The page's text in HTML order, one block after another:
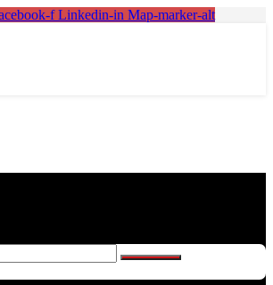
f Linkedin-in Map-marker-alt